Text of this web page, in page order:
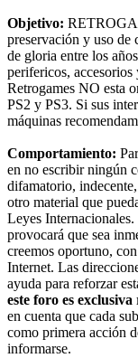
Objetivo:
preservación y uso de
de gloria entre los
perifericos,
Retrogames NO esta
PS2 y PS3. Si sus
máquinas
Comportamiento:
en no escribir ningún
difamatorio,
otro material que
Leyes
provocará que sea
creemos oportuno,
Internet. Las
ayuda para reforzar
este foro es
en cuenta que cada
como primera acción
informarse.